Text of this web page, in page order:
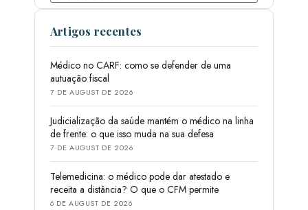
Artigos recentes
Médico no CARF: como se defender de uma
autuação fiscal
7 DE AUGUST DE 2026
Judicialização da saúde mantém o médico na linha
de frente: o que isso muda na sua defesa
7 DE AUGUST DE 2026
Telemedicina: o médico pode dar atestado e
receita a distância? O que o CFM permite
6 DE AUGUST DE 2026